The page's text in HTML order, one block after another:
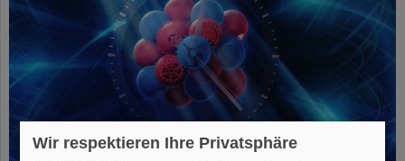
Wir respektieren Ihre Privatsphäre